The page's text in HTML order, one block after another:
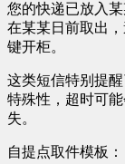
您的快递已放入
在某某日前取出
键开柜。
这类短信特别提
特殊性，超时可
失。
自提点取件模板：